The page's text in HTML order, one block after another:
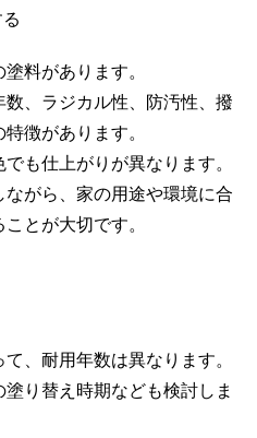
料があります。
、ラジカル性、防汚性、撥
徴があります。
も仕上がりが異なります。
がら、家の用途や環境に合
とが大切です。
、耐用年数は異なります。
り替え時期なども検討しま